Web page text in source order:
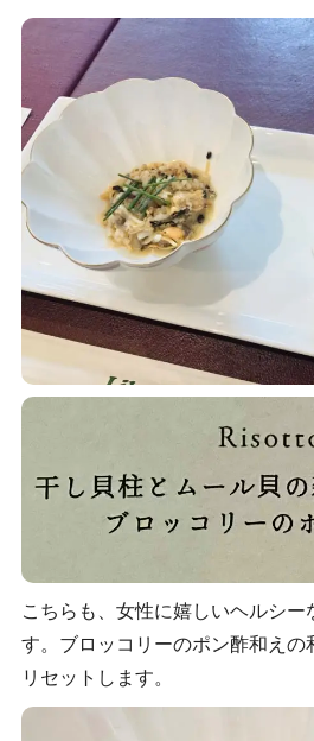
こちらも、女性に嬉しいヘルシ
す。ブロッコリーのポン酢和えの
リセットします。